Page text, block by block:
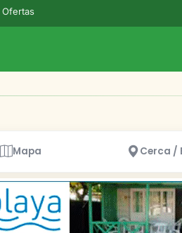
Ofertas
Mapa Cerca /